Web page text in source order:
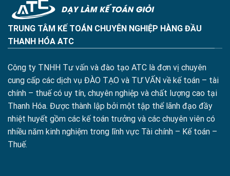
TRUNG TÂM KẾ TOÁN CHUYÊN NGHIỆP HÀNG ĐẦU
THANH HÓA ATC
Công ty TNHH Tư vấn và đào tạo ATC là đơn vị chuyên
cung cấp các dịch vụ ĐÀO TẠO và TƯ VẤN về kế toán – tài
chính – thuế có uy tín, chuyên nghiệp và chất lượng cao tại
Thanh Hóa. Được thành lập bởi một tập thể lãnh đạo đầy
nhiệt huyết gồm các kế toán trưởng và các chuyên viên có
nhiều năm kinh nghiệm trong lĩnh vực Tài chính – Kế toán –
Thuế.